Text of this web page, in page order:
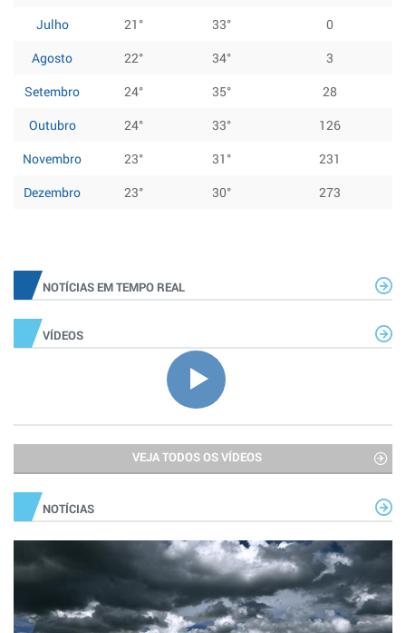
Julho
21° 33°
0
Agosto
22° 34°
3
Setembro
24° 35°
28
Outubro
24° 33°
126
Novembro
23° 31°
231
Dezembro
23° 30° 273
NOTÍCIAS EM TEMPO REAL
VÍDEOS
VEJA TODOS OS VÍDEOS
NOTÍCIAS